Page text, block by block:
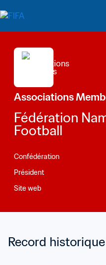
Associations
Fédération
Football
Confédération
Président
Site web
Record historique